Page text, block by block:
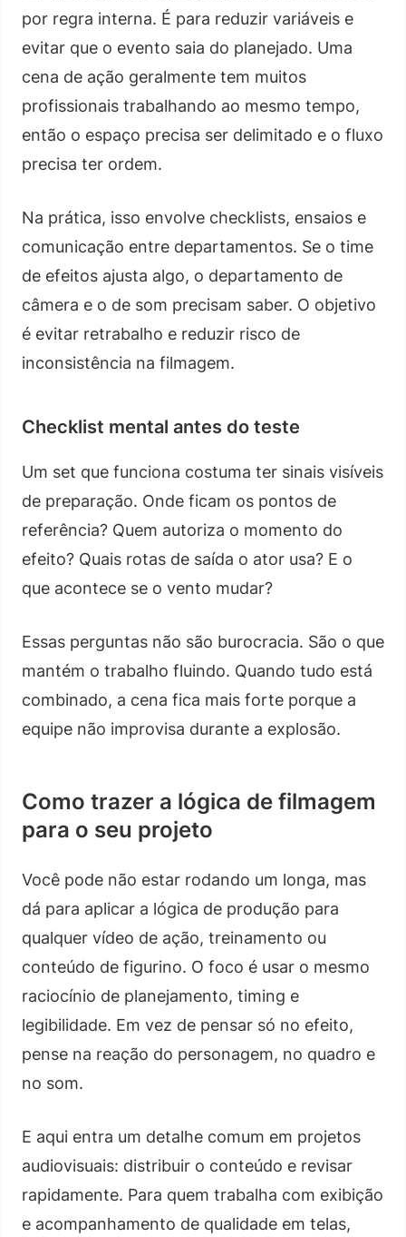
por regra interna. É para reduzir variáveis e
evitar que o evento saia do planejado. Uma
cena de ação geralmente tem muitos
profissionais trabalhando ao mesmo tempo,
então o espaço precisa ser delimitado e o fluxo
precisa ter ordem.
Na prática, isso envolve checklists, ensaios e
comunicação entre departamentos. Se o time
de efeitos ajusta algo, o departamento de
câmera e o de som precisam saber. O objetivo
é evitar retrabalho e reduzir risco de
inconsistência na filmagem.
Checklist mental antes do teste
Um set que funciona costuma ter sinais visíveis
de preparação. Onde ficam os pontos de
referência? Quem autoriza o momento do
efeito? Quais rotas de saída o ator usa? E o
que acontece se o vento mudar?
Essas perguntas não são burocracia. São o que
mantém o trabalho fluindo. Quando tudo está
combinado, a cena fica mais forte porque a
equipe não improvisa durante a explosão.
Como trazer a lógica de filmagem
para o seu projeto
Você pode não estar rodando um longa, mas
dá para aplicar a lógica de produção para
qualquer vídeo de ação, treinamento ou
conteúdo de figurino. O foco é usar o mesmo
raciocínio de planejamento, timing e
legibilidade. Em vez de pensar só no efeito,
pense na reação do personagem, no quadro e
no som.
E aqui entra um detalhe comum em projetos
audiovisuais: distribuir o conteúdo e revisar
rapidamente. Para quem trabalha com exibição
e acompanhamento de qualidade em telas,